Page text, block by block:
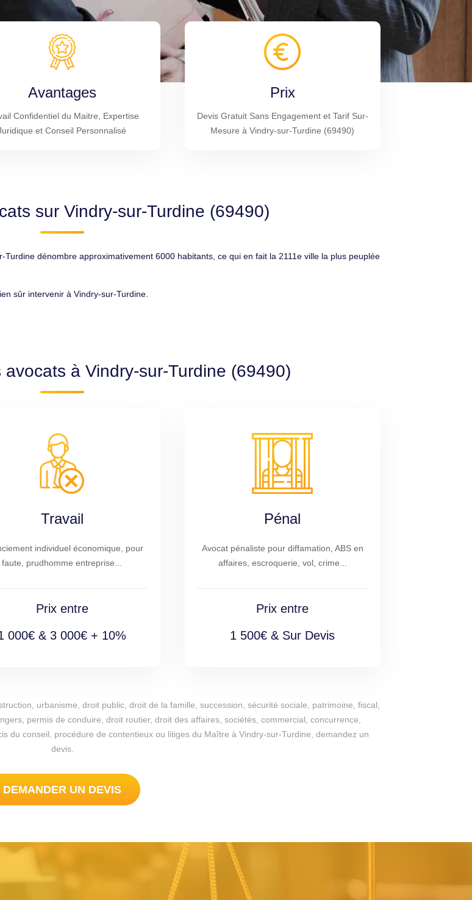
Avantages
Confidentiel du Maitre, Expertise
et Conseil Personnalisé
Prix
Devis Gratuit Sans Engagement et Tarif Sur-
Mesure à Vindry-sur-Turdine (69490)
sur Vindry-sur-Turdine (69490)
dénombre approximativement 6000 habitants, ce qui en fait la 2111e ville la plus peuplée
sûr intervenir à Vindry-sur-Turdine.
à Vindry-sur-Turdine (69490)
Travail
individuel économique, pour
faute, prudhomme entreprise...
Prix entre
000€ & 3 000€ + 10%
Pénal
Avocat pénaliste pour diffamation, ABS en
affaires, escroquerie, vol, crime...
Prix entre
1 500€ & Sur Devis
urbanisme, droit public, droit de la famille, succession, sécurité sociale, patrimoine, fiscal,
permis de conduire, droit routier, droit des affaires, sociétés, commercial, concurrence,
du conseil, procédure de contentieux ou litiges du Maître à Vindry-sur-Turdine, demandez un
devis.
DEMANDER UN DEVIS